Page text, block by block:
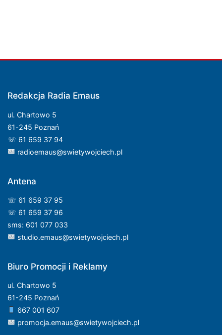
Redakcja Radia Emaus
ul. Chartowo 5
61-245 Poznań
☏ 61 659 37 94
radioemaus@swietywojciech.pl
Antena
☏ 61 659 37 95
☏ 61 659 37 96
sms: 601 077 033
studio.emaus@swietywojciech.pl
Biuro Promocji i Reklamy
ul. Chartowo 5
61-245 Poznań
667 001 607
promocja.emaus@swietywojciech.pl